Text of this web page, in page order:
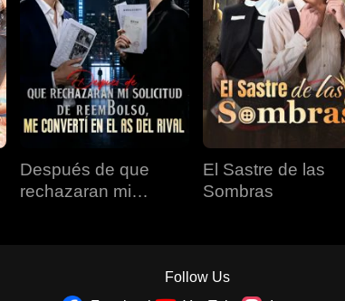
Después de que
rechazaran mi
El Sastre de las
Sombras
Follow Us